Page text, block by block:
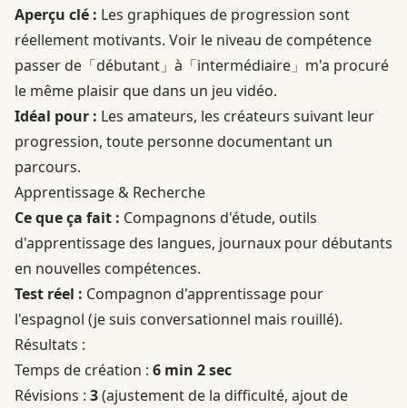
Aperçu clé : Les graphiques de progression sont
réellement motivants. Voir le niveau de compétence
passer de「débutant」à「intermédiaire」m'a procuré
le même plaisir que dans un jeu vidéo.
Idéal pour : Les amateurs, les créateurs suivant leur
progression, toute personne documentant un
parcours.
Apprentissage & Recherche
Ce que ça fait : Compagnons d'étude, outils
d'apprentissage des langues, journaux pour débutants
en nouvelles compétences.
Test réel : Compagnon d'apprentissage pour
l'espagnol (je suis conversationnel mais rouillé).
Résultats :
Temps de création : 6 min 2 sec
Révisions : 3(ajustement de la difficulté, ajout de